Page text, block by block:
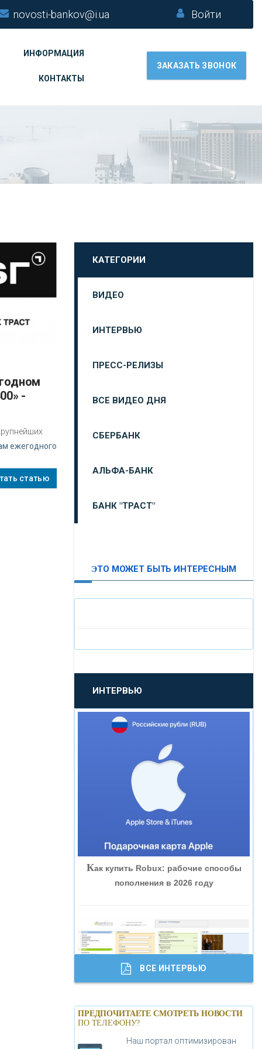
novosti-bankov@i.ua Войти
ИНФОРМАЦИЯ
КОНТАКТЫ
ЗАКАЗАТЬ ЗВОНОК
-
ежегодного
статью
КАТЕГОРИИ
ВИДЕО
ИНТЕРВЬЮ
ПРЕСС-РЕЛИЗЫ
ВСЕ ВИДЕО ДНЯ
СБЕРБАНК
АЛЬФА-БАНК
БАНК "ТРАСТ"
«ПРОМСВЯЗЬБАНК»
«НОВИКОМБАНК»
«СМП БАНК»
«ВНЕШПРОМБАНК»
«БАНК ГЛОБЭКС»
«ТРАСТ»
«ГАЗПРОМБАНК»
«МОСКОВСКИЙ КРЕДИТНЫЙ
БАНК»
ЭТО МОЖЕТ БЫТЬ ИНТЕРЕСНЫМ
ИНТЕРВЬЮ
Как купить Robux: рабочие способы
пополнения в 2026 году
Банки.ру обновил логотип впервые за
19 лет - «Лента новостей»
ВСЕ ИНТЕРВЬЮ
ПРЕДПОЧИТАЕТЕ СМОТРЕТЬ НОВОСТИ
ПО ТЕЛЕФОНУ?
Наш портал оптимизирован